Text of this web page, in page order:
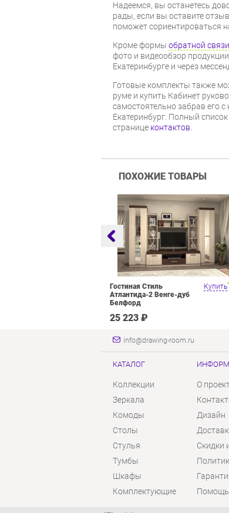
Надеемся, вы останетесь
рады, если вы оставите
поможет сориентироваться
Кроме формы обратной связи
фото и видеообзор
Екатеринбурге и через
Готовые комплекты также
руме и купить Кабинет
самостоятельно забрав его
Екатеринбург. Полный
странице контактов.
ПОХОЖИЕ ТОВАРЫ
Купить
Гостиная Стиль
Атлантида-2 Венге-дуб
Белфорд
25 223 ₽
info@drawing-room.ru
КАТАЛОГ
Коллекции
Зеркала
Комоды
Столы
Стулья
Тумбы
Шкафы
Комплектующие
О
Дизайн
Скидки
Помощь